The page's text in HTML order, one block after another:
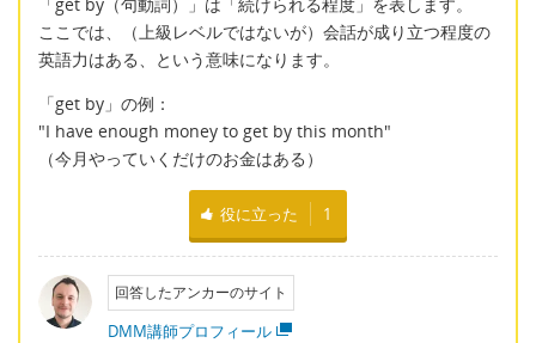
ここでは、（上級レベルではないが）会話が成り立つ程度の
英語力はある、という意味になります。
「get by」の例：
"I have enough money to get by this month"
（今月やっていくだけのお金はある）
役に立った 1
回答したアンカーのサイト
DMM講師プロフィール